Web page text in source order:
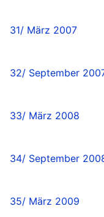
31/ März 2007
32/ September
33/ März 2008
34/ September
35/ März 2009